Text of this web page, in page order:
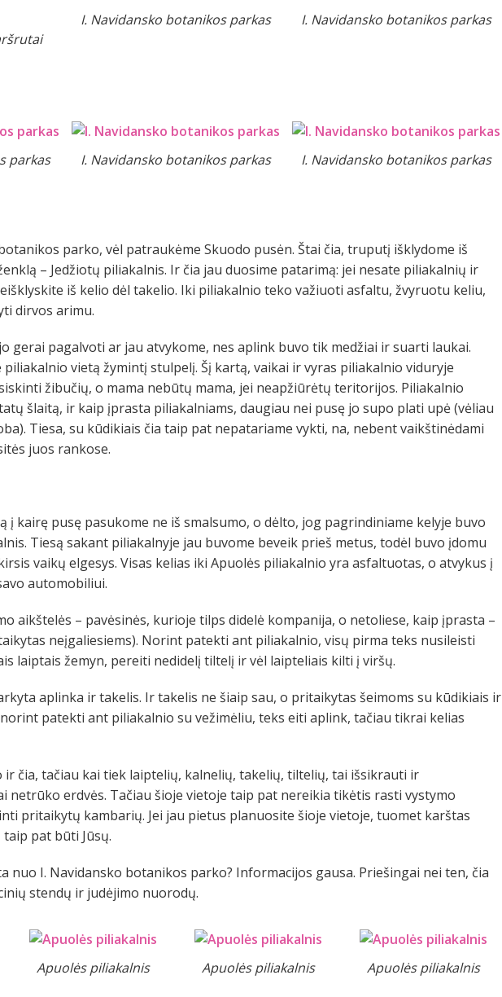
I. Navidansko botanikos parkas I. Navidansko botanikos parkas
parkas I. Navidansko botanikos parkas I. Navidansko botanikos parkas
parko, vėl patraukėme Skuodo pusėn. Štai čia, truputį išklydome iš
– Jedžiotų piliakalnis. Ir čia jau duosime patarimą: jei nesate piliakalnių ir
iš kelio dėl takelio. Iki piliakalnio teko važiuoti asfaltu, žvyruotu keliu,
dirvos arimu.
gerai pagalvoti ar jau atvykome, nes aplink buvo tik medžiai ir suarti laukai.
vietą žymintį stulpelį. Šį kartą, vaikai ir vyras piliakalnio viduryje
žibučių, o mama nebūtų mama, jei neapžiūrėtų teritorijos. Piliakalnio
šlaitą, ir kaip įprasta piliakalniams, daugiau nei pusę jo supo plati upė (vėliau
Tiesa, su kūdikiais čia taip pat nepatariame vykti, na, nebent vaikštinėdami
juos rankose.
į kairę pusę pasukome ne iš smalsumo, o dėlto, jog pagrindiniame kelyje buvo
Tiesą sakant piliakalnyje jau buvome beveik prieš metus, todėl buvo įdomu
vaikų elgesys. Visas kelias iki Apuolės piliakalnio yra asfaltuotas, o atvykus į
automobiliui.
aikštelės – pavėsinės, kurioje tilps didelė kompanija, o netoliese, kaip įprasta –
neįgaliesiems). Norint patekti ant piliakalnio, visų pirma teks nusileisti
laiptais žemyn, pereiti nedidelį tiltelį ir vėl laipteliais kilti į viršų.
aplinka ir takelis. Ir takelis ne šiaip sau, o pritaikytas šeimoms su kūdikiais ir
patekti ant piliakalnio su vežimėliu, teks eiti aplink, tačiau tikrai kelias
ir čia, tačiau kai tiek laiptelių, kalnelių, takelių, tiltelių, tai išsikrauti ir
netrūko erdvės. Tačiau šioje vietoje taip pat nereikia tikėtis rasti vystymo
pritaikytų kambarių. Jei jau pietus planuosite šioje vietoje, tuomet karštas
pat būti Jūsų.
nuo I. Navidansko botanikos parko? Informacijos gausa. Priešingai nei ten, čia
stendų ir judėjimo nuorodų.
Apuolės piliakalnis Apuolės piliakalnis Apuolės piliakalnis